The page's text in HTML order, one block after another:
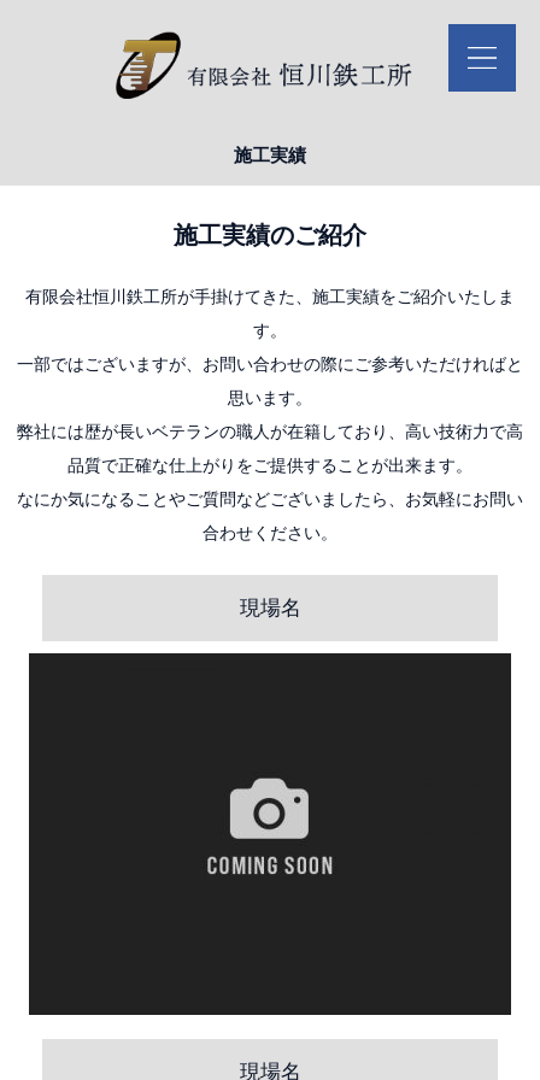
施工実績
施工実績のご紹介
有限会社恒川鉄工所が手掛けてきた、施工実績をご紹介いたしま
す。
一部ではございますが、お問い合わせの際にご参考いただければと
思います。
弊社には歴が長いベテランの職人が在籍しており、高い技術力で高
品質で正確な仕上がりをご提供することが出来ます。
なにか気になることやご質問などございましたら、お気軽にお問い
合わせください。
現場名
現場名